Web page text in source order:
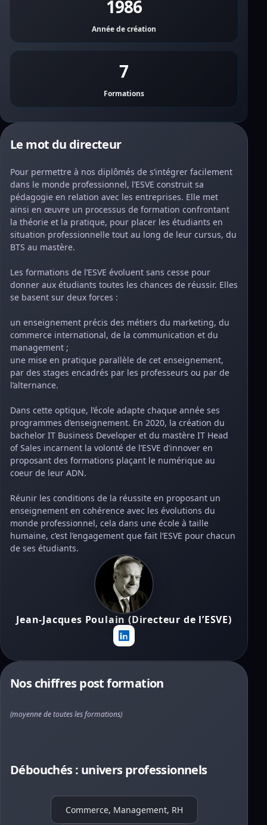
1986
Année de création
7
Formations
Le mot du directeur
Pour permettre à nos diplômés de s’intégrer facilement
dans le monde professionnel, l’ESVE construit sa
pédagogie en relation avec les entreprises. Elle met
ainsi en œuvre un processus de formation confrontant
la théorie et la pratique, pour placer les étudiants en
situation professionnelle tout au long de leur cursus, du
BTS au mastère.
Les formations de l’ESVE évoluent sans cesse pour
donner aux étudiants toutes les chances de réussir. Elles
se basent sur deux forces :
un enseignement précis des métiers du marketing, du
commerce international, de la communication et du
management ;
une mise en pratique parallèle de cet enseignement,
par des stages encadrés par les professeurs ou par de
l’alternance.
Dans cette optique, l’école adapte chaque année ses
programmes d’enseignement. En 2020, la création du
bachelor IT Business Developer et du mastère IT Head
of Sales incarnent la volonté de l’ESVE d’innover en
proposant des formations plaçant le numérique au
coeur de leur ADN.
Réunir les conditions de la réussite en proposant un
enseignement en cohérence avec les évolutions du
monde professionnel, cela dans une école à taille
humaine, c’est l’engagement que fait l’ESVE pour chacun
de ses étudiants.
Jean-Jacques Poulain (Directeur de l’ESVE)
Nos chiffres post formation
(moyenne de toutes les formations)
Débouchés : univers professionnels
Commerce, Management, RH